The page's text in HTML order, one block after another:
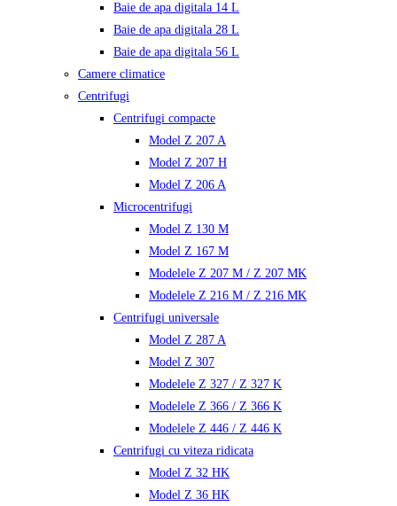
Baie de apa digitala 14 L
Baie de apa digitala 28 L
Baie de apa digitala 56 L
Camere climatice
Centrifugi
Centrifugi compacte
Model Z 207 A
Model Z 207 H
Model Z 206 A
Microcentrifugi
Model Z 130 M
Model Z 167 M
Modelele Z 207 M / Z 207 MK
Modelele Z 216 M / Z 216 MK
Centrifugi universale
Model Z 287 A
Model Z 307
Modelele Z 327 / Z 327 K
Modelele Z 366 / Z 366 K
Modelele Z 446 / Z 446 K
Centrifugi cu viteza ridicata
Model Z 32 HK
Model Z 36 HK